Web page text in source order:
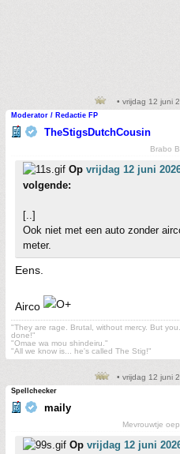
• vrijdag 12 juni
Moderator / Redactie FP
TheStigsDutchCousin
Brabo
Op vrijdag 12 juni
volgende:
[..]
Ook niet met een auto zonder
meter.
Eens.
Airco
"They are rage. Brutal, without mercy. But
done!"
"Omae wa mou shindeiru."
"All we know is... he's called The Stig!"
• vrijdag 12 juni
Spellchecker
maily
Mevrouwtje
Op vrijdag 12 juni